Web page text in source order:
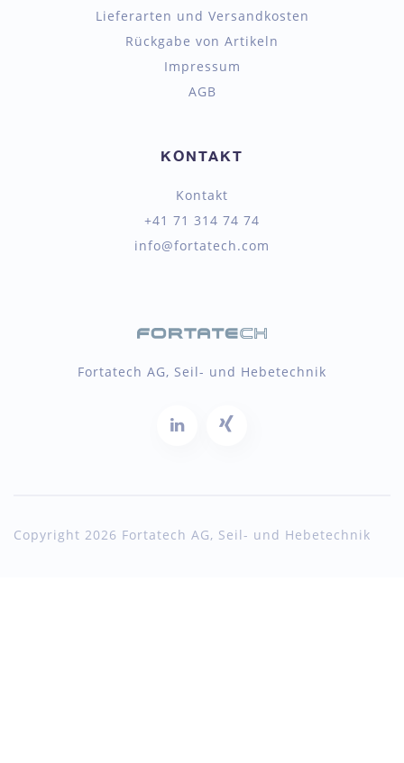
Lieferarten und Versandkosten
Rückgabe von Artikeln
Impressum
AGB
KONTAKT
Kontakt
+41 71 314 74 74
info@fortatech.com
Fortatech AG, Seil- und Hebetechnik
Copyright 2026 Fortatech AG, Seil- und Hebetechnik